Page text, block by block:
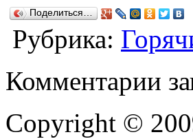
Поделиться…
Рубрика:
Комментарии
Copyright ©